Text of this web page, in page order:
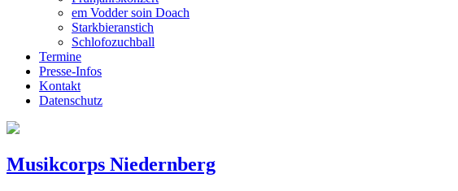
em Vodder soin Doach
Starkbieranstich
Schlofozuchball
Termine
Presse-Infos
Kontakt
Datenschutz
Musikcorps Niedernberg